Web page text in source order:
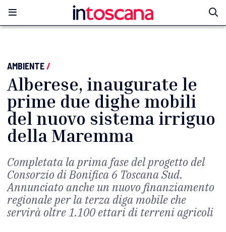
AMBIENTE/
Alberese, inaugurate le
prime due dighe mobili
del nuovo sistema irriguo
della Maremma
Completata la prima fase del progetto del
Consorzio di Bonifica 6 Toscana Sud.
Annunciato anche un nuovo finanziamento
regionale per la terza diga mobile che
servirà oltre 1.100 ettari di terreni agricoli